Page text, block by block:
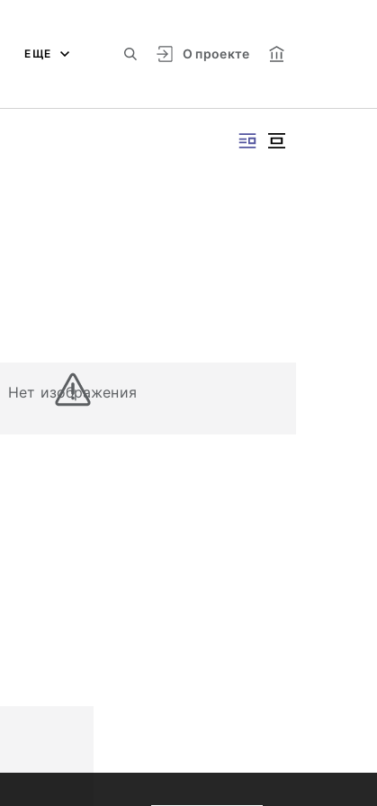
О проекте
ЕЩЕ
Нет изображения